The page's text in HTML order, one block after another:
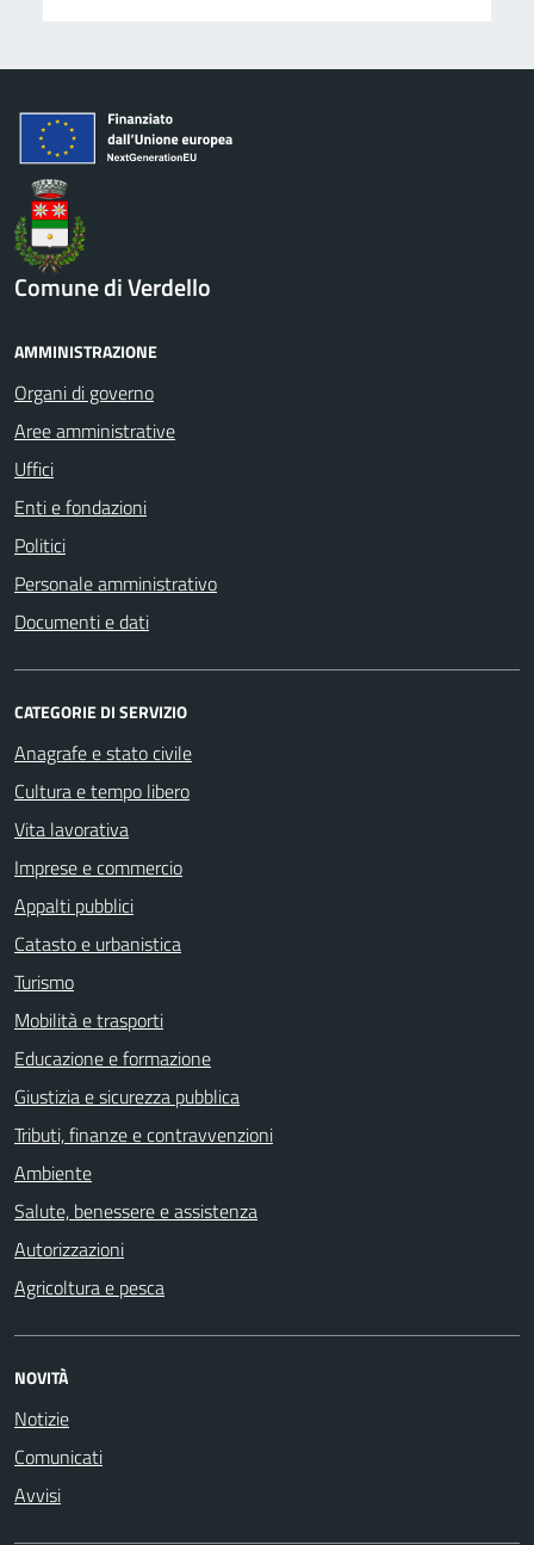
Comune di Verdello
AMMINISTRAZIONE
Organi di governo
Aree amministrative
Uffici
Enti e fondazioni
Politici
Personale amministrativo
Documenti e dati
CATEGORIE DI SERVIZIO
Anagrafe e stato civile
Cultura e tempo libero
Vita lavorativa
Imprese e commercio
Appalti pubblici
Catasto e urbanistica
Turismo
Mobilità e trasporti
Educazione e formazione
Giustizia e sicurezza pubblica
Tributi, finanze e contravvenzioni
Ambiente
Salute, benessere e assistenza
Autorizzazioni
Agricoltura e pesca
NOVITÀ
Notizie
Comunicati
Avvisi